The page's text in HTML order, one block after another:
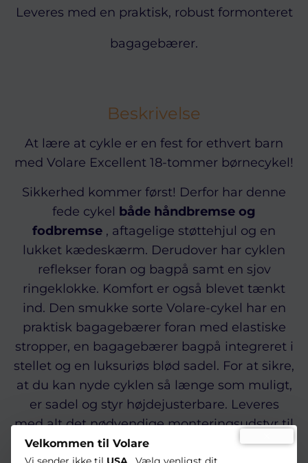
Leveres med en praktisk, robust formonteret
bagagebærer.
Beskrivelse
At lære at cykle er en fest for ethvert barn
med Volare Excellent 18-tommer børnecykel!
Sikkerhed kommer først! Derfor har denne
fede cykel både håndbremse og
fodbremse , aftagelige støttehjul og en
lukket kædeskærm. Derudover har cyklen
reflekser foran og bagpå samt en sjov
ringeklokke. Komfort er også blevet tænkt
ind. Den smukke sorte Volare-cykel har en
praktisk bagagebærer foran med elastiske
stropper, en bagagebærer bagpå integreret i
stellet og en luksuriøs blød sadel. For at sikre,
at du kan nyde cyklen så længe som muligt,
er sadel og styr højdejusterbare. Leveres
med alt det nødvendige monteringsudstyr til
at samle cyklen!
Velkommen til Volare